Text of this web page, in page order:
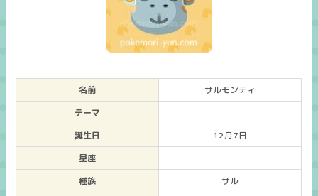
名前
サルモンティ
テーマ
誕生日
12月7日
星座
種族
サル